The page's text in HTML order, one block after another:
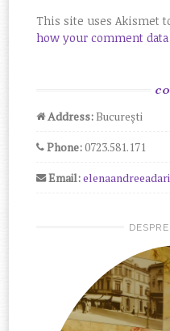
This site uses Akismet
how your comment
Address:București
Phone:0723.581.171
Email:
DESPRE